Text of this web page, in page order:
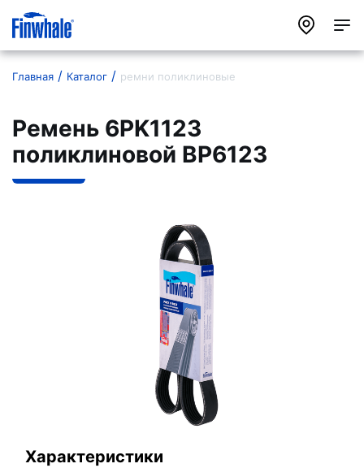
Главная Каталог ремни поликлиновые
Ремень 6PK1123
поликлиновой BP6123
Характеристики